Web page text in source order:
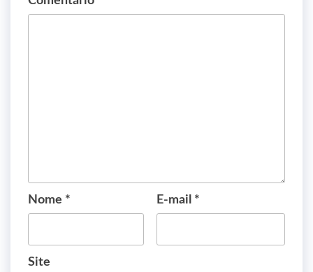
Nome * E-mail *
Site